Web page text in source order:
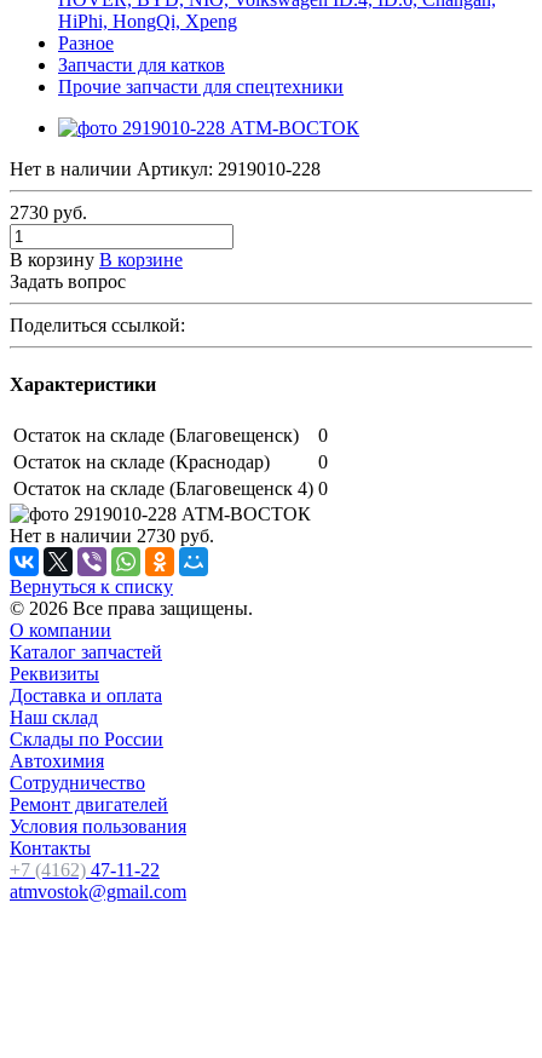
HiPhi, HongQi, Xpeng
Разное
Запчасти для катков
Прочие запчасти для спецтехники
Нет в наличии Артикул: 2919010-228
2730 руб.
В корзину В корзине
Задать вопрос
Поделиться ссылкой:
Характеристики
Остаток на складе (Благовещенск)
0
Остаток на складе (Краснодар)
0
Остаток на складе (Благовещенск 4) 0
Нет в наличии 2730 руб.
Вернуться к списку
© 2026 Все права защищены.
О компании
Каталог запчастей
Реквизиты
Доставка и оплата
Наш склад
Склады по России
Автохимия
Сотрудничество
Ремонт двигателей
Условия пользования
Контакты
+7 (4162) 47-11-22
atmvostok@gmail.com